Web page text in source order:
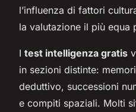
l’influenza di fattori
la valutazione il più equa
I test intelligenza gratis
in sezioni distinte:
deduttivo, successioni
e compiti spaziali. Molti